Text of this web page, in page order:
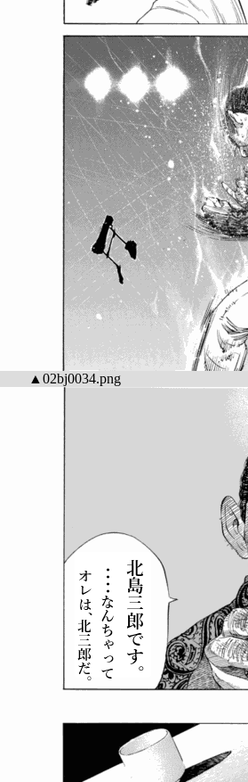
▲02bj0034.png